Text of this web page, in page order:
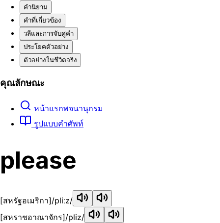
คำนิยาม
คำที่เกี่ยวข้อง
วลีและการจับคู่คำ
ประโยคตัวอย่าง
ตัวอย่างในชีวิตจริง
คุณลักษณะ
หน้าแรกพจนานุกรม
รูปแบบคำศัพท์
please
[สหรัฐอเมริกา]/pliːz/
[สหราชอาณาจักร]/pliz/